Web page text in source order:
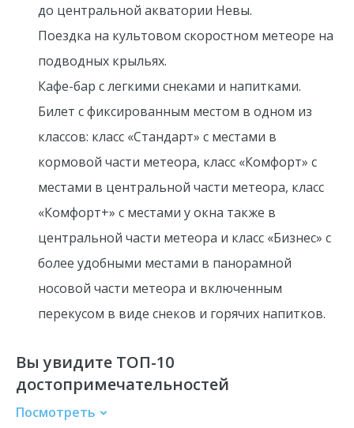
до центральной акватории Невы.
Поездка на культовом скоростном метеоре на
подводных крыльях.
Кафе-бар с легкими снеками и напитками.
Билет с фиксированным местом в одном из
классов: класс «Стандарт» с местами в
кормовой части метеора, класс «Комфорт» с
местами в центральной части метеора, класс
«Комфорт+» с местами у окна также в
центральной части метеора и класс «Бизнес» с
более удобными местами в панорамной
носовой части метеора и включенным
перекусом в виде снеков и горячих напитков.
Вы увидите ТОП-10
достопримечательностей
Посмотреть